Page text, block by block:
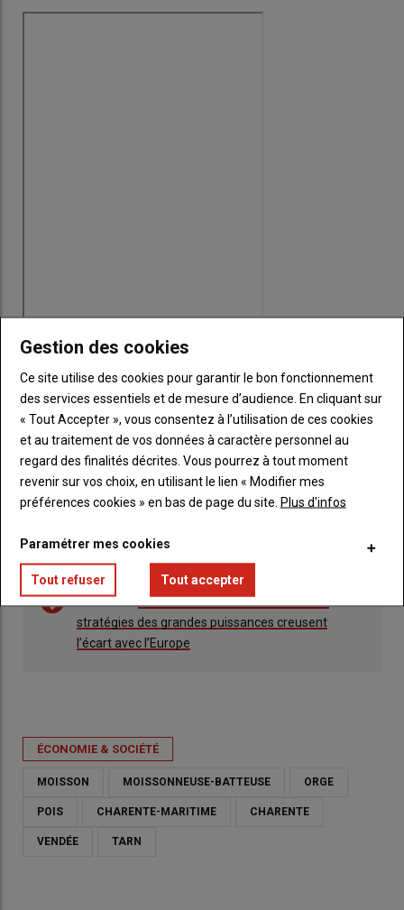
Lire aussi :Marché mondial des céréales : les
stratégies des grandes puissances creusent
l’écart avec l’Europe
ÉCONOMIE & SOCIÉTÉ
MOISSON MOISSONNEUSE-BATTEUSE ORGE
POIS CHARENTE-MARITIME CHARENTE
VENDÉE TARN
Gestion des cookies
Ce site utilise des cookies pour garantir le bon fonctionnement
des services essentiels et de mesure d’audience. En cliquant sur
« Tout Accepter », vous consentez à l’utilisation de ces cookies
et au traitement de vos données à caractère personnel au
regard des finalités décrites. Vous pourrez à tout moment
revenir sur vos choix, en utilisant le lien « Modifier mes
préférences cookies » en bas de page du site. Plus d'infos
Paramétrer mes cookies
Tout refuser Tout accepter